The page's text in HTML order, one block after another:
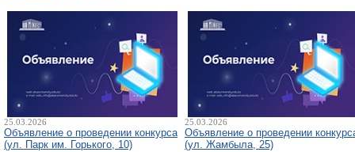
25.03.2026
Объявление о проведении конкурса
(ул. Парк им. Горького, 10)
25.03.2026
Объявление о проведении
(ул. Жамбыла, 25)